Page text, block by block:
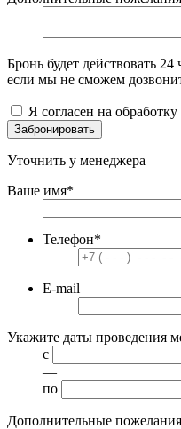
Бронь будет действовать 24
если мы не сможем
Я согласен на обработку
Забронировать
Уточнить у менеджера
Ваше имя*
Телефон*
E-mail
Укажите даты проведения
с
—
по
Дополнительные пожелания